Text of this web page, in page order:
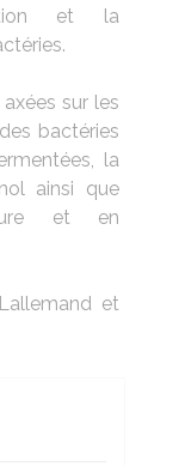
et la
sur les
bactéries
la
ainsi que
et en
et